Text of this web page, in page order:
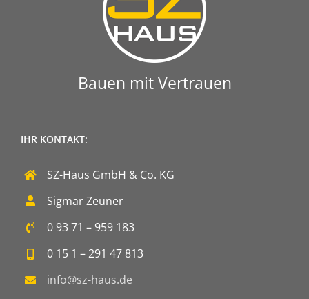
Bauen mit Vertrauen
IHR KONTAKT:
SZ-Haus GmbH & Co. KG
Sigmar Zeuner
0 93 71 – 959 183
0 15 1 – 291 47 813
info@sz-haus.de